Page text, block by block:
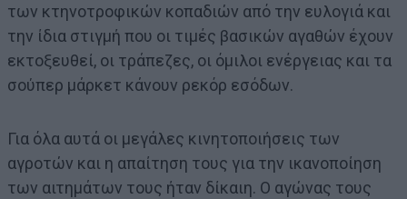
των κτηνοτροφικών κοπαδιών από την ευλογιά και
την ίδια στιγμή που οι τιμές βασικών αγαθών έχουν
εκτοξευθεί, οι τράπεζες, οι όμιλοι ενέργειας και τα
σούπερ μάρκετ κάνουν ρεκόρ εσόδων.
Για όλα αυτά οι μεγάλες κινητοποιήσεις των
αγροτών και η απαίτηση τους για την ικανοποίηση
των αιτημάτων τους ήταν δίκαιη. Ο αγώνας τους